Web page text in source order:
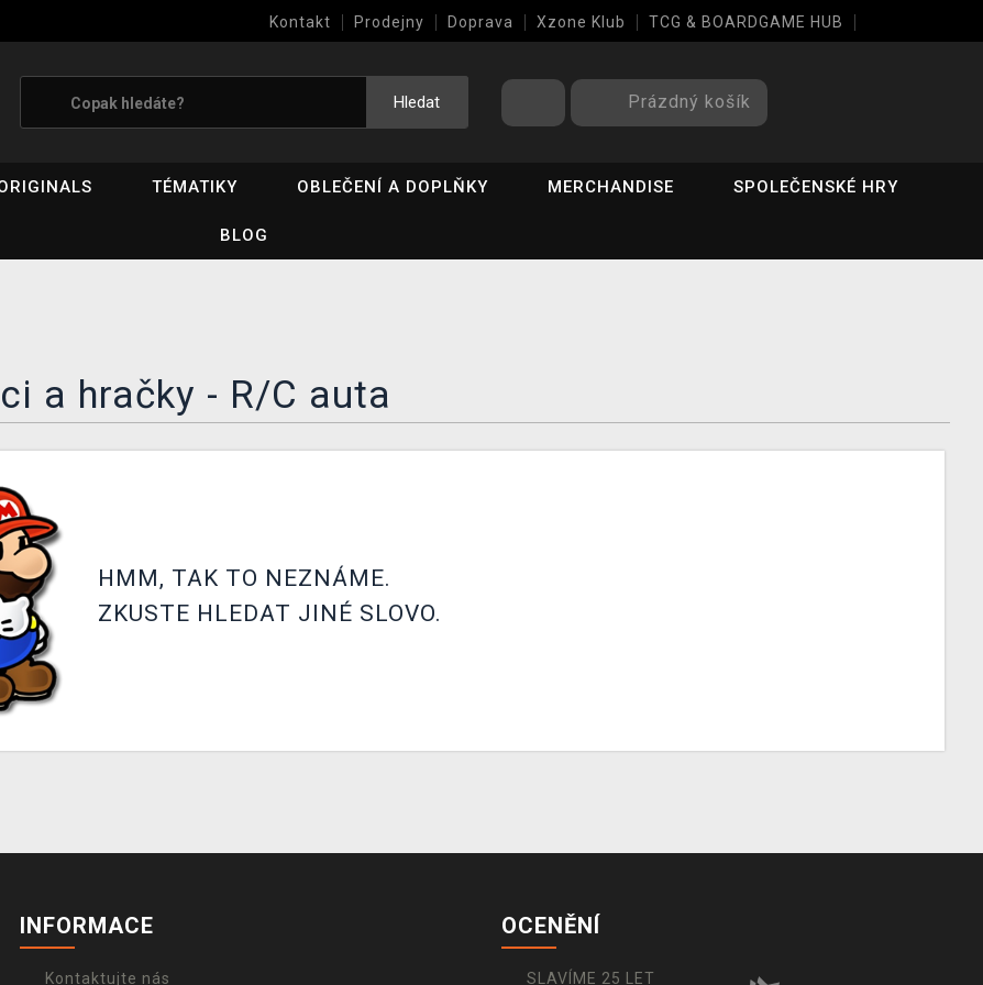
Kontakt Prodejny Doprava Xzone Klub TCG & BOARDGAME HUB
Hledat Prázdný košík
TÉMATIKY OBLEČENÍ A DOPLŇKY MERCHANDISE SPOLEČENSKÉ HRY
BLOG
a hračky - R/C auta
HMM, TAK TO NEZNÁME.
ZKUSTE HLEDAT JINÉ SLOVO.
INFORMACE
Kontaktujte nás
OCENĚNÍ
SLAVÍME 25 LET